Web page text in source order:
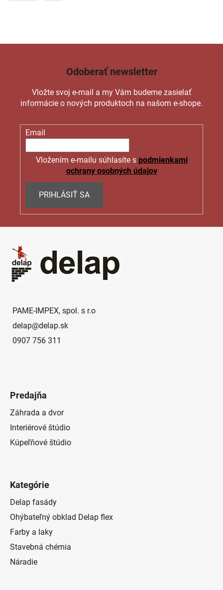
Odoberať newsletter
Vložte svoj e-mail a my Vám budeme zasielať
informácie o nových produktoch na našom e-shope.
Email
Vložením e-mailu súhlasíte s podmienkami
ochrany osobných údajov
PRIHLÁSIŤ SA
PAME-IMPEX, spol. s r.o
delap@delap.sk
0907 756 311
Predajňa
Záhrada a dvor
Interiérové štúdio
Kúpeľňové štúdio
Kategórie
Delap fasády
Ohýbateľný obklad Delap flex
Farby a laky
Stavebná chémia
Náradie